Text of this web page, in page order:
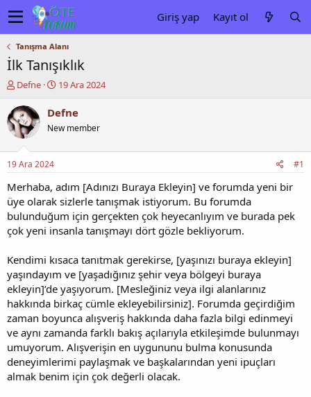
Giriş yap Kayıt ol
Tanışma Alanı
İlk Tanışıklık
K
n
u
y
b
a
ş
a
t
a
Defne
B
ş
a
ç
a
r
i
i
19 Ara 2024
Defne
New member
19 Ara 2024 #1
Merhaba, adım [Adınızı Buraya Ekleyin] ve forumda yeni bir
üye olarak sizlerle tanışmak istiyorum. Bu forumda
bulunduğum için gerçekten çok heyecanlıyım ve burada pek
çok yeni insanla tanışmayı dört gözle bekliyorum.
Kendimi kısaca tanıtmak gerekirse, [yaşınızı buraya ekleyin]
yaşındayım ve [yaşadığınız şehir veya bölgeyi buraya
ekleyin]’de yaşıyorum. [Mesleğiniz veya ilgi alanlarınız
hakkında birkaç cümle ekleyebilirsiniz]. Forumda geçirdiğim
zaman boyunca alışveriş hakkında daha fazla bilgi edinmeyi
ve aynı zamanda farklı bakış açılarıyla etkileşimde bulunmayı
umuyorum. Alışverişin en uygununu bulma konusunda
deneyimlerimi paylaşmak ve başkalarından yeni ipuçları
almak benim için çok değerli olacak.